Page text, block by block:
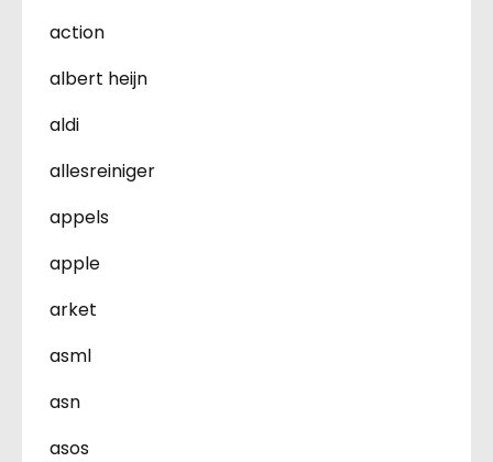
action
albert heijn
aldi
allesreiniger
appels
apple
arket
asml
asn
asos